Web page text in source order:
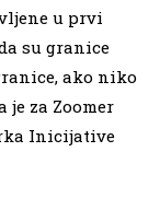
u prvi
su granice
ako niko
za Zoomer
Inicijative